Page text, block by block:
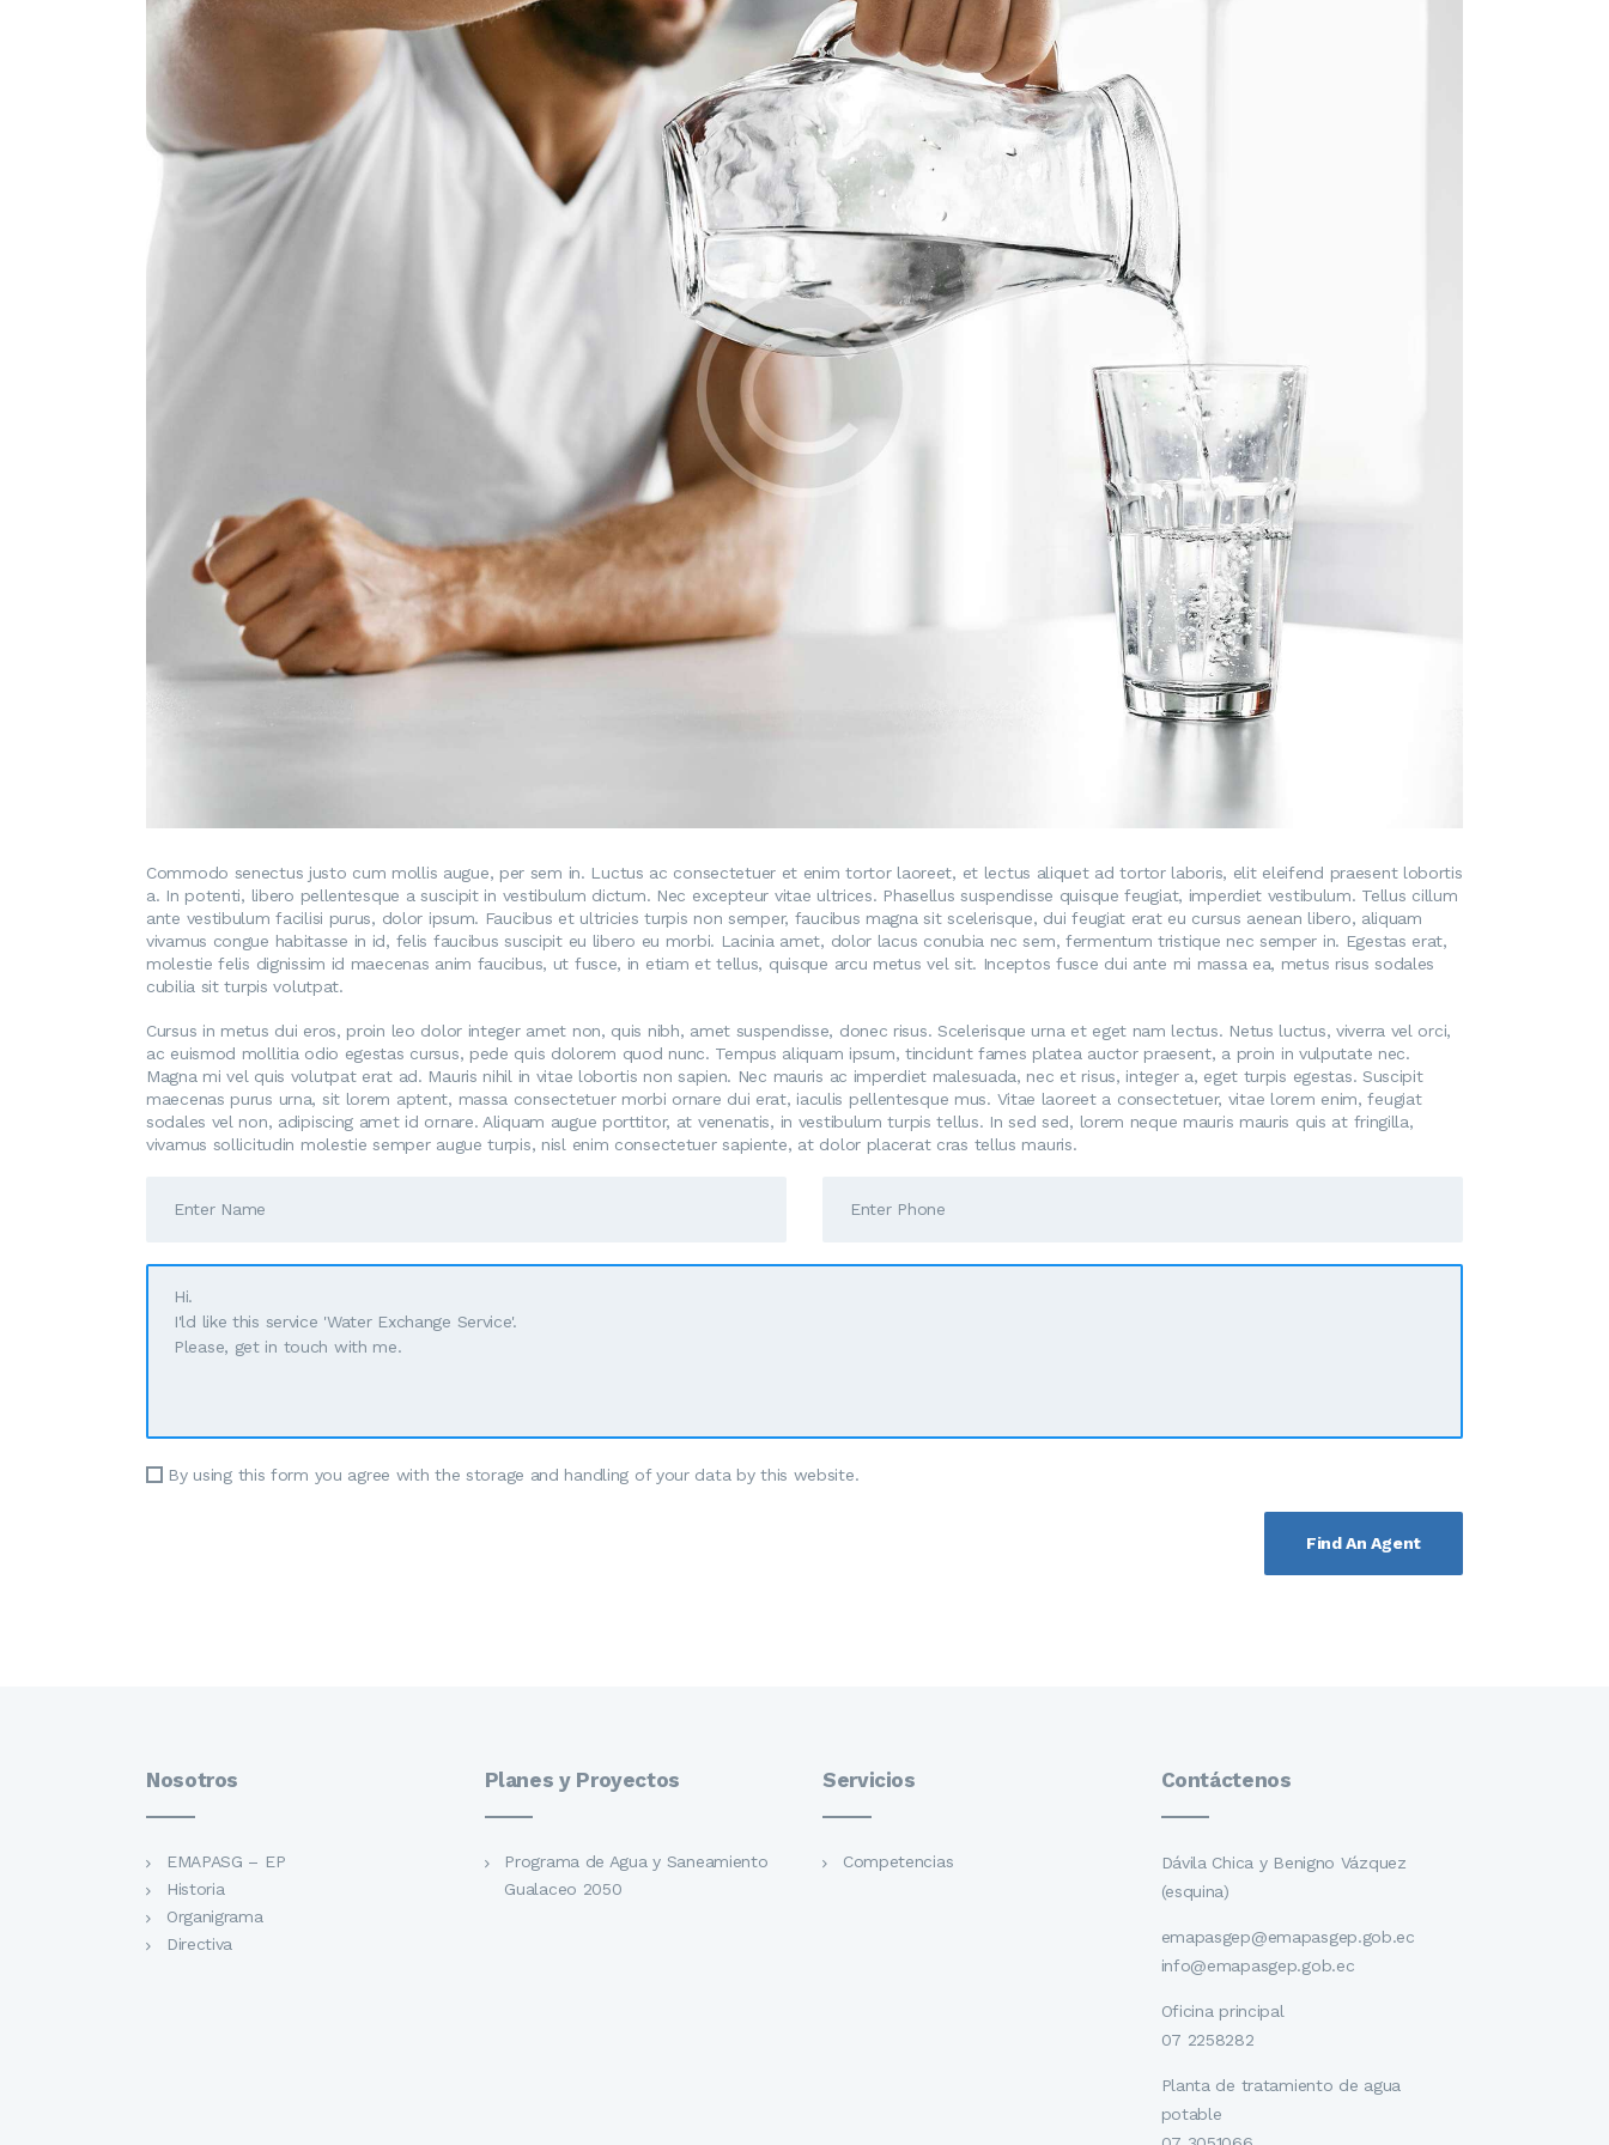
INFORMACIÓN
Commodo senectus justo cum mollis augue, per sem in. Luctus ac consectetuer et enim tortor laoreet, et lectus aliquet ad tortor laboris, elit eleifend praesent lobortis
a. In potenti, libero pellentesque a suscipit in vestibulum dictum. Nec excepteur vitae ultrices. Phasellus suspendisse quisque feugiat, imperdiet vestibulum. Tellus cillum
ante vestibulum facilisi purus, dolor ipsum. Faucibus et ultricies turpis non semper, faucibus magna sit scelerisque, dui feugiat erat eu cursus aenean libero, aliquam
vivamus congue habitasse in id, felis faucibus suscipit eu libero eu morbi. Lacinia amet, dolor lacus conubia nec sem, fermentum tristique nec semper in. Egestas erat,
molestie felis dignissim id maecenas anim faucibus, ut fusce, in etiam et tellus, quisque arcu metus vel sit. Inceptos fusce dui ante mi massa ea, metus risus sodales
cubilia sit turpis volutpat.
Cursus in metus dui eros, proin leo dolor integer amet non, quis nibh, amet suspendisse, donec risus. Scelerisque urna et eget nam lectus. Netus luctus, viverra vel orci,
ac euismod mollitia odio egestas cursus, pede quis dolorem quod nunc. Tempus aliquam ipsum, tincidunt fames platea auctor praesent, a proin in vulputate nec.
Magna mi vel quis volutpat erat ad. Mauris nihil in vitae lobortis non sapien. Nec mauris ac imperdiet malesuada, nec et risus, integer a, eget turpis egestas. Suscipit
maecenas purus urna, sit lorem aptent, massa consectetuer morbi ornare dui erat, iaculis pellentesque mus. Vitae laoreet a consectetuer, vitae lorem enim, feugiat
sodales vel non, adipiscing amet id ornare. Aliquam augue porttitor, at venenatis, in vestibulum turpis tellus. In sed sed, lorem neque mauris mauris quis at fringilla,
vivamus sollicitudin molestie semper augue turpis, nisl enim consectetuer sapiente, at dolor placerat cras tellus mauris.
By using this form you agree with the storage and handling of your data by this website.
Nosotros
EMAPASG – EP
Historia
Organigrama
Directiva
Planes y Proyectos
Programa de Agua y Saneamiento
Gualaceo 2050
Servicios
Competencias
Contáctenos
Dávila Chica y Benigno Vázquez
(esquina)
emapasgep@emapasgep.gob.ec
info@emapasgep.gob.ec
Oficina principal
07 2258282
Planta de tratamiento de agua
potable